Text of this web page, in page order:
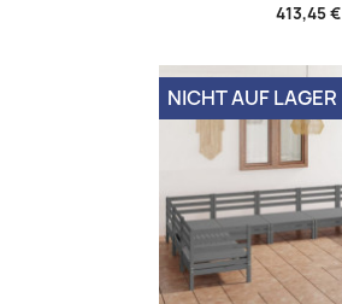
413,45 €
NICHT AUF LAGER